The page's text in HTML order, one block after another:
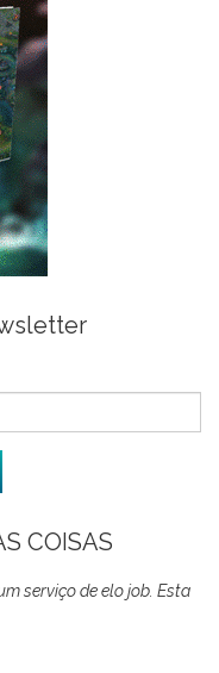
COISAS
serviço de elo job. Esta